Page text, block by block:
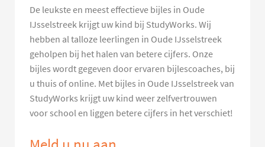
De leukste en meest effectieve bijles in Oude
IJsselstreek krijgt uw kind bij StudyWorks. Wij
hebben al talloze leerlingen in Oude IJsselstreek
geholpen bij het halen van betere cijfers. Onze
bijles wordt gegeven door ervaren bijlescoaches, bij
u thuis of online. Met bijles in Oude IJsselstreek van
StudyWorks krijgt uw kind weer zelfvertrouwen
voor school en liggen betere cijfers in het verschiet!